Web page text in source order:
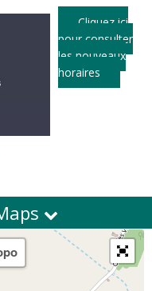
Cliquez ici
pour consulter
les nouveaux
horaires